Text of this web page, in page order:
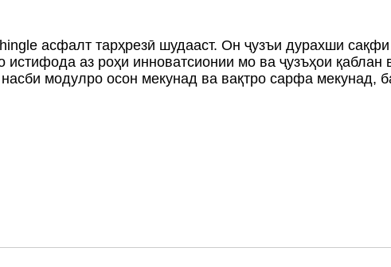
асфалт тарҳрезӣ шудааст. Он ҷузъи дурахши
аз роҳи инноватсионии мо ва ҷузъҳои
модулро осон мекунад ва вақтро сарфа мекунад,